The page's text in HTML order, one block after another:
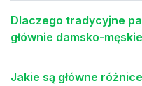
Dlaczego tradycyjne
głównie damsko-
Jakie są główne